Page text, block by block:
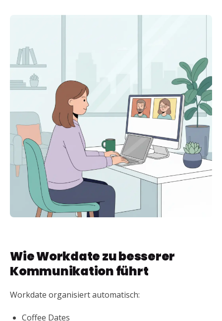
Wie Workdate zu besserer
Kommunikation führt
Workdate organisiert automatisch:
Coffee Dates